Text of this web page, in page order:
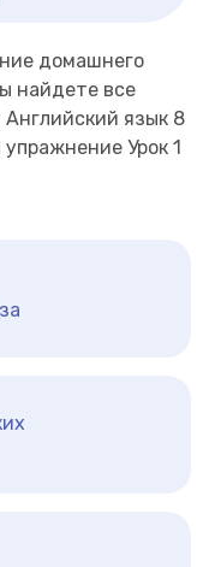
домашнего
найдете все
язык 8
Урок 1